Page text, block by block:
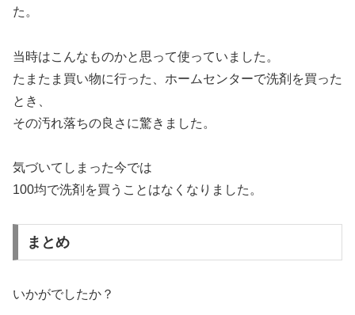
た。
当時はこんなものかと思って使っていました。
たまたま買い物に行った、ホームセンターで洗剤を買った
とき、
その汚れ落ちの良さに驚きました。
気づいてしまった今では
100均で洗剤を買うことはなくなりました。
まとめ
いかがでしたか？